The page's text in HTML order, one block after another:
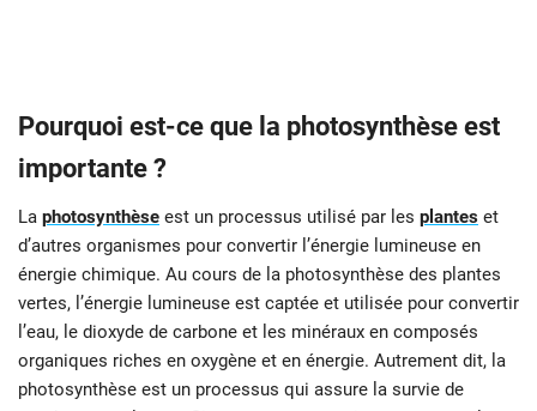
Pourquoi est-ce que la photosynthèse est
importante ?
La photosynthèse est un processus utilisé par les plantes et
d’autres organismes pour convertir l’énergie lumineuse en
énergie chimique. Au cours de la photosynthèse des plantes
vertes, l’énergie lumineuse est captée et utilisée pour convertir
l’eau, le dioxyde de carbone et les minéraux en composés
organiques riches en oxygène et en énergie. Autrement dit, la
photosynthèse est un processus qui assure la survie de